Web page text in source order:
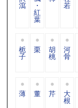
瀉 ・
紅
葉
若
栀
子
栗 胡
桃
河
骨
薄 董 芹 大
根